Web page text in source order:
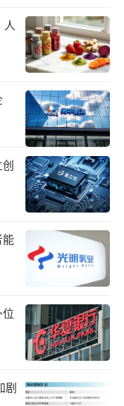
院士专家团评审
了营养只是被吃
来，原料鲜活也
于这一消费趋势
准化研究院在行
”，将鲜活标准
“原料鲜活”，
业大学教授朱蓓
的评价，大多集
质期限三个维
链原料端，填补
剧